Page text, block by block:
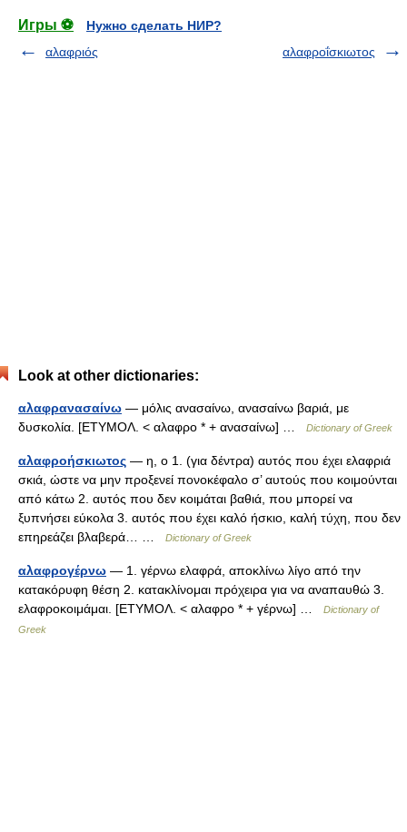
Игры ⚽
Нужно сделать НИР?
αλαφριός
αλαφροΐσκιωτος
Look at other dictionaries:
αλαφρανασαίνω — μόλις ανασαίνω, ανασαίνω βαριά, με
δυσκολία. [ΕΤΥΜΟΛ. < αλαφρο * + ανασαίνω] …
Dictionary of Greek
αλαφροήσκιωτος — η, ο 1. (για δέντρα) αυτός που έχει ελαφριά
σκιά, ώστε να μην προξενεί πονοκέφαλο σ’ αυτούς που κοιμούνται
από κάτω 2. αυτός που δεν κοιμάται βαθιά, που μπορεί να
ξυπνήσει εύκολα 3. αυτός που έχει καλό ήσκιο, καλή τύχη, που δεν
επηρεάζει βλαβερά… …
Dictionary of Greek
αλαφρογέρνω — 1. γέρνω ελαφρά, αποκλίνω λίγο από την
κατακόρυφη θέση 2. κατακλίνομαι πρόχειρα για να αναπαυθώ 3.
ελαφροκοιμάμαι. [ΕΤΥΜΟΛ. < αλαφρο * + γέρνω] …
Dictionary of
Greek